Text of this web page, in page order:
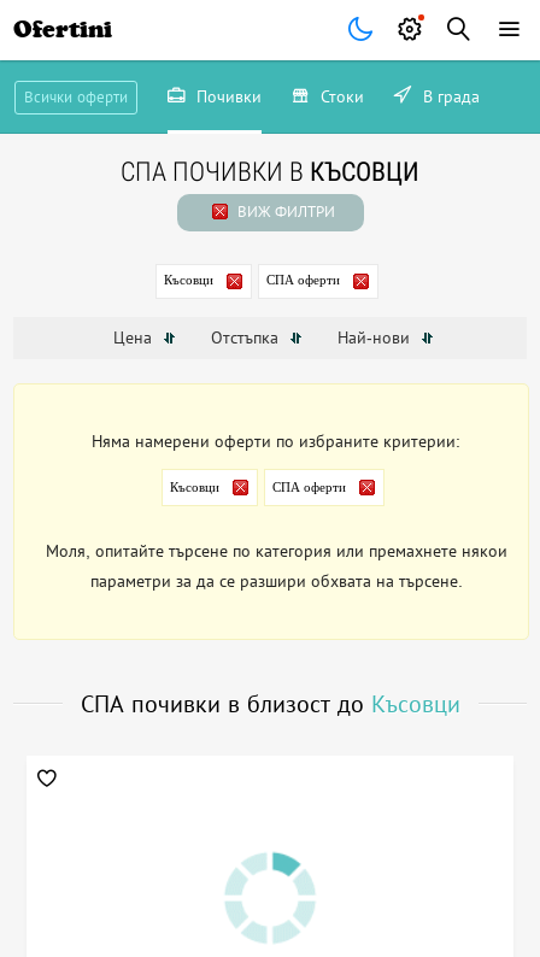
Ofertini
Всички оферти Почивки Стоки В града
СПА ПОЧИВКИ В КЪСОВЦИ
ВИЖ ФИЛТРИ
Късовци СПА оферти
Цена Отстъпка Най-нови
Няма намерени оферти по избраните критерии:
Късовци СПА оферти
Моля, опитайте търсене по категория или премахнете някои
параметри за да се разшири обхвата на търсене.
СПА почивки в близост до Късовци